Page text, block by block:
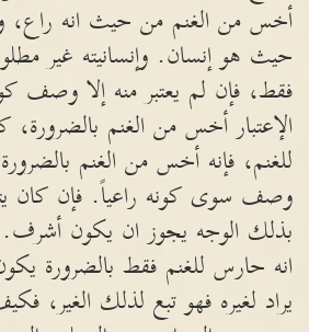
أخس من الغنم من حيث انه راع،
حيث هو إنسان. وإنسانيته غير
فقط، فإن لم يعتبر منه إلا وصف
الإعتبار أخس من الغنم
للغنم، فإنه أخس من الغنم
وصف سوى كونه راعياً. فإن كان
بذلك الوجه يجوز ان يكون
انه حارس للغنم فقط بالضرورة
يراد لغيره فهو تبع لذلك الغير،